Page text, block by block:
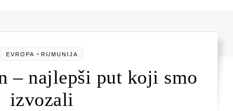
EVROPA - RUMUNIJA
– najlepši put koji smo
izvozali